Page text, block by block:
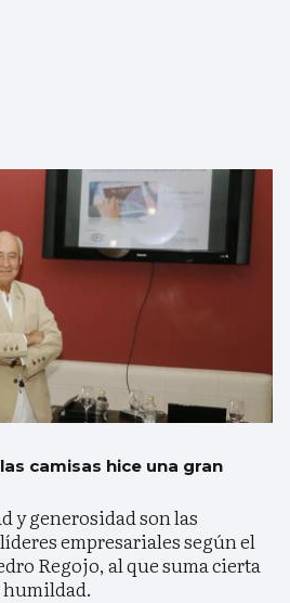
camisas hice una gran
y generosidad son las
empresariales según el
Regojo, al que suma cierta
humildad.